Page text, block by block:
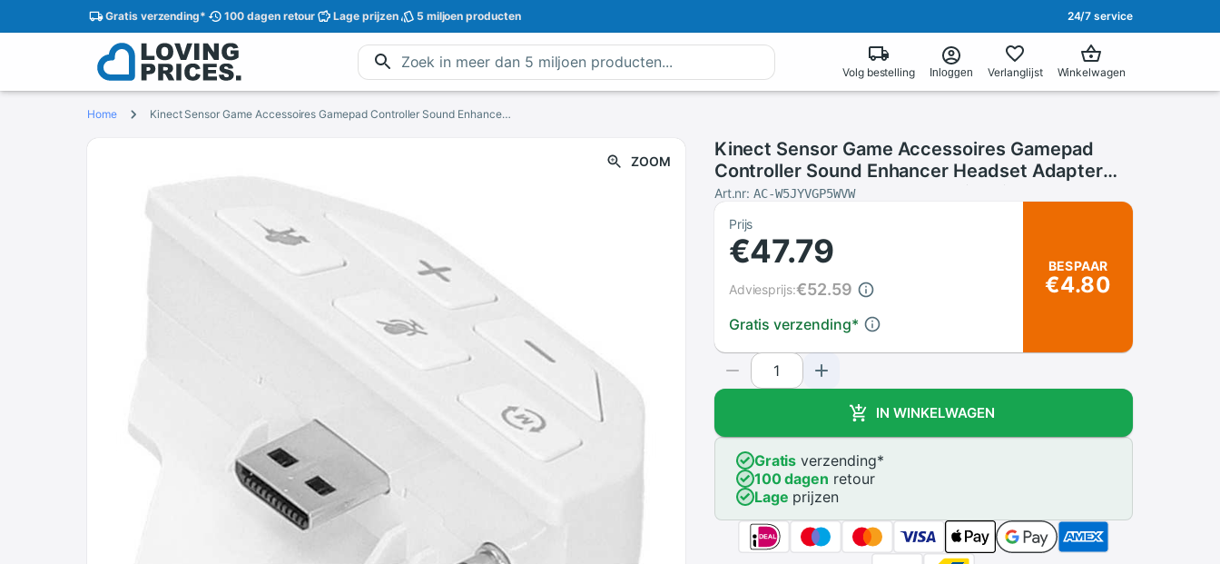
Gratisverzending* 100 dagenretour Lage prijzen 5 miljoen producten 24/7 service
Volg bestelling Inloggen Verlanglijst Winkelwagen
Home Kinect Sensor Game Accessoires Gamepad Controller Sound Enhancer Headset Adapter Voor Draadloze Gamepad (Wit) Kinect
ZOOM
Kinect Sensor Game Accessoires Gamepad
Controller Sound Enhancer Headset Adapter
Voor Draadloze Gamepad (Wit) Kinect
Art.nr:AC-W5JYVGP5WVW
Prijs
€47.79
Gratis verzending*
Adviesprijs:€52.59
BESPAAR
€4.80
IN WINKELWAGEN
Gratis verzending*
100 dagen retour
Lage prijzen